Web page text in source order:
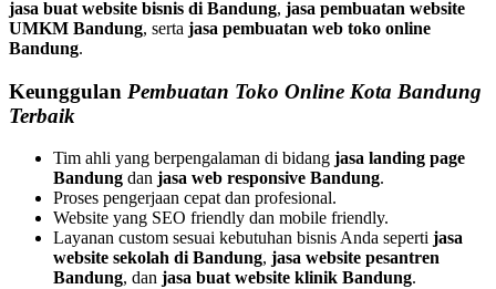
jasa buat website bisnis di Bandung, jasa pembuatan website
UMKM Bandung, serta jasa pembuatan web toko online
Bandung.
Keunggulan Pembuatan Toko Online Kota Bandung
Terbaik
Tim ahli yang berpengalaman di bidang jasa landing page
Bandung dan jasa web responsive Bandung.
Proses pengerjaan cepat dan profesional.
Website yang SEO friendly dan mobile friendly.
Layanan custom sesuai kebutuhan bisnis Anda seperti jasa
website sekolah di Bandung, jasa website pesantren
Bandung, dan jasa buat website klinik Bandung.